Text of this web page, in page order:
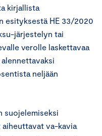
kirjallista
esityksestä HE 33/2020
järjestelyn tai
verolle laskettavaa
neljään
suojelemiseksi
va-kavia